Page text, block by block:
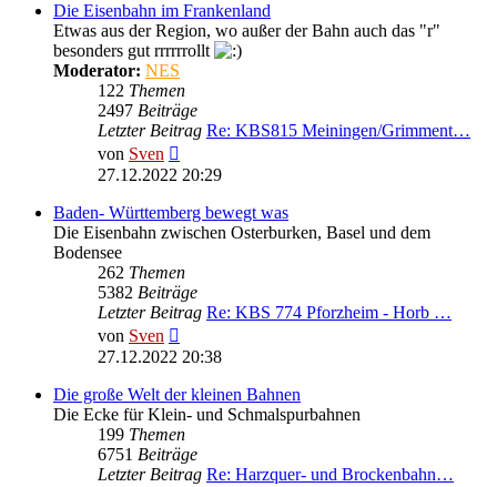
Die Eisenbahn im Frankenland
Etwas aus der Region, wo außer der Bahn auch das "r"
besonders gut rrrrrrollt
Moderator: NES
122 Themen
2497 Beiträge
Letzter Beitrag Re: KBS815 Meiningen/Grimment…
von Sven
Beitrag
27.12.2022 20:29
Baden- Württemberg bewegt was
Die Eisenbahn zwischen Osterburken, Basel und dem
Bodensee
262 Themen
5382 Beiträge
Letzter Beitrag Re: KBS 774 Pforzheim - Horb …
von Sven
Beitrag
27.12.2022 20:38
Die große Welt der kleinen Bahnen
Die Ecke für Klein- und Schmalspurbahnen
199 Themen
6751 Beiträge
Letzter Beitrag Re: Harzquer- und Brockenbahn…